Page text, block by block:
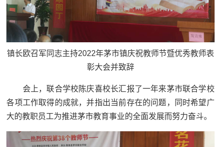
镇长欧召军同志主持2022年茅市镇庆祝教师节暨优秀教师表
彰大会并致辞
会上，联合学校陈庆喜校长汇报了一年来茅市联合学校
各项工作取得的成就，并指出当前存在的问题，同时希望广
大的教职员工为推进茅市教育事业的全面发展而努力奋斗。